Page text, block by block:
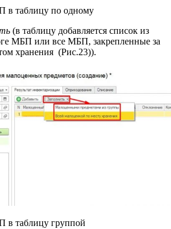
в таблицу по одному
(в таблицу добавляется список из
МБП или все МБП, закрепленные за
хранения (Рис.23)).
в таблицу группой